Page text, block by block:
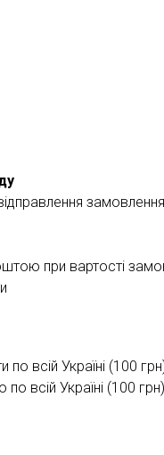
при вартості
по всій Україні (100
всій Україні (100 грн)